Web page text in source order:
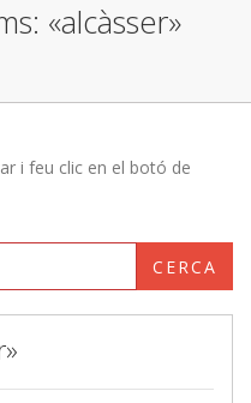
«alcàsser»
i feu clic en el botó de
CERCA